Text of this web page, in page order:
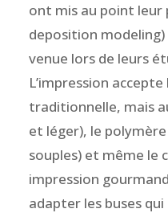
ont mis au point leur
deposition modeling)
venue lors de leurs
L’impression
traditionnelle, mais
et léger), le
souples) et même le
impression
adapter les buses